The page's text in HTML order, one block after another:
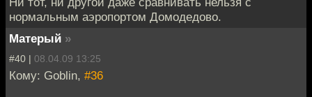
нормальным аэропортом Домодедово.
Матерый »
#40 | 08.04.09 13:25
Кому: Goblin, #36